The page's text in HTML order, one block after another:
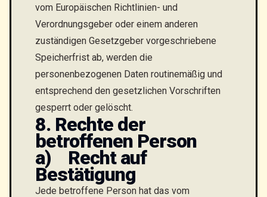
vom Europäischen Richtlinien- und
Verordnungsgeber oder einem anderen
zuständigen Gesetzgeber vorgeschriebene
Speicherfrist ab, werden die
personenbezogenen Daten routinemäßig und
entsprechend den gesetzlichen Vorschriften
gesperrt oder gelöscht.
8. Rechte der
betroffenen Person
a) Recht auf
Bestätigung
Jede betroffene Person hat das vom